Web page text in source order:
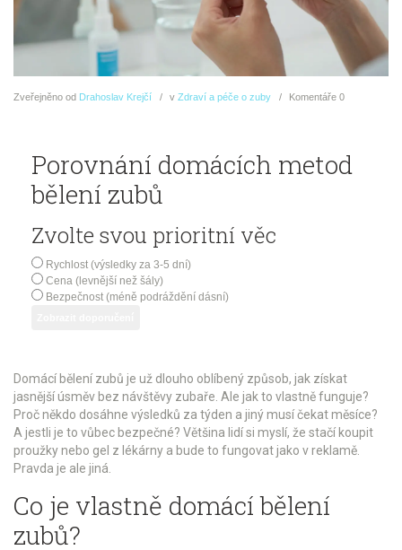
Zveřejněno od Drahoslav Krejčí v Zdraví a péče o zuby Komentáře 0
Porovnání domácích metod
bělení zubů
Zvolte svou prioritní věc
Rychlost (výsledky za 3-5 dní)
Cena (levnější než šály)
Bezpečnost (méně podráždění dásní)
Domácí bělení zubů je už dlouho oblíbený způsob, jak získat
jasnější úsměv bez návštěvy zubaře. Ale jak to vlastně funguje?
Proč někdo dosáhne výsledků za týden a jiný musí čekat měsíce?
A jestli je to vůbec bezpečné? Většina lidí si myslí, že stačí koupit
proužky nebo gel z lékárny a bude to fungovat jako v reklamě.
Pravda je ale jiná.
Co je vlastně domácí bělení
zubů?